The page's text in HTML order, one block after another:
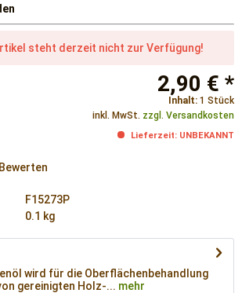
steht derzeit nicht zur Verfügung!
2,90 € *
Inhalt: 1 Stück
inkl. MwSt. zzgl. Versandkosten
Lieferzeit: UNBEKANNT
Bewerten
F15273P
0.1 kg
wird für die Oberflächenbehandlung
gereinigten Holz-... mehr